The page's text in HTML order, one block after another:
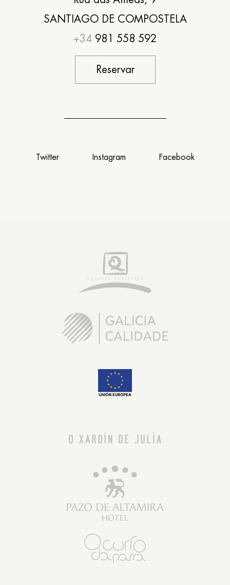
SANTIAGO DE COMPOSTELA
+34 981 558 592
Reservar
Twitter Instagram Facebook